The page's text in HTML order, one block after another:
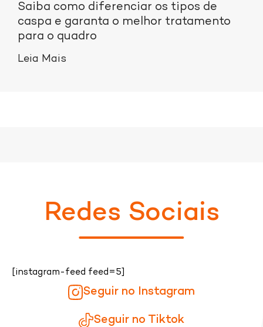
Saiba como diferenciar os tipos de
caspa e garanta o melhor tratamento
para o quadro
Leia Mais
Redes Sociais
[instagram-feed feed=5]
Seguir no Instagram
Seguir no Tiktok